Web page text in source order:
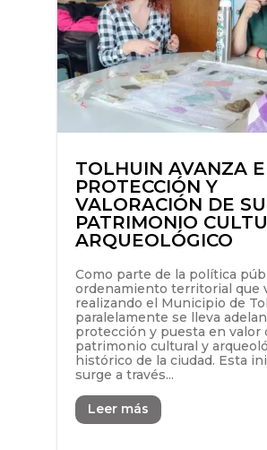
TOLHUIN AVANZA
PROTECCIÓN Y
VALORACIÓN DE SU
PATRIMONIO
ARQUEOLÓGICO
Como parte de la política
ordenamiento territorial que
realizando el Municipio de
paralelamente se lleva
protección y puesta en valor
patrimonio cultural y
histórico de la ciudad. Esta
surge a través...
Leer más